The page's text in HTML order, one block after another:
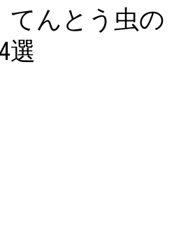
てんとう虫の
選